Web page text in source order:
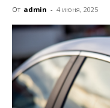
От admin - 4 июня, 2025